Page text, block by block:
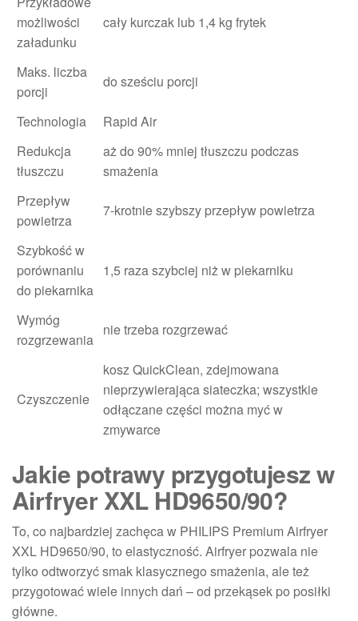
możliwości
załadunku
cały kurczak lub 1,4 kg frytek
Maks. liczba
porcji
do sześciu porcji
Technologia
Rapid Air
Redukcja
tłuszczu
aż do 90% mniej tłuszczu podczas
smażenia
Przepływ
powietrza
7-krotnie szybszy przepływ powietrza
Szybkość w
porównaniu
do piekarnika
1,5 raza szybciej niż w piekarniku
Wymóg
rozgrzewania
nie trzeba rozgrzewać
Czyszczenie
kosz QuickClean, zdejmowana
nieprzywierająca siateczka; wszystkie
odłączane części można myć w
zmywarce
Jakie potrawy przygotujesz w
Airfryer XXL HD9650/90?
To, co najbardziej zachęca w PHILIPS Premium Airfryer
XXL HD9650/90, to elastyczność. Airfryer pozwala nie
tylko odtworzyć smak klasycznego smażenia, ale też
przygotować wiele innych dań – od przekąsek po posiłki
główne.